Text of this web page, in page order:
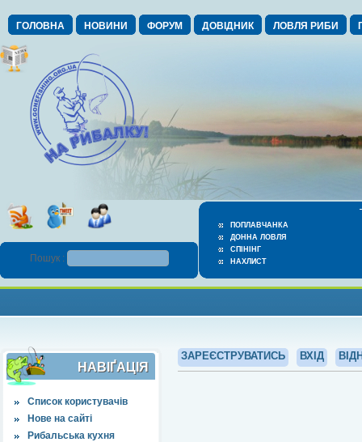
ГОЛОВНА НОВИНИ ФОРУМ ДОВІДНИК ЛОВЛЯ РИБИ
ПОПЛАВЧАНКА
ДОННА ЛОВЛЯ
СПІНІНГ
НАХЛИСТ
Пошук :
НАВІҐАЦІЯ
Список користувачів
Нове на сайті
Рибальська кухня
ЗАРЕЄСТРУВАТИСЬ ВХІД